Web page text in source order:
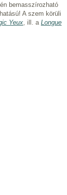
bemasszírozható
A szem körüli
Yeux, ill. a Longue